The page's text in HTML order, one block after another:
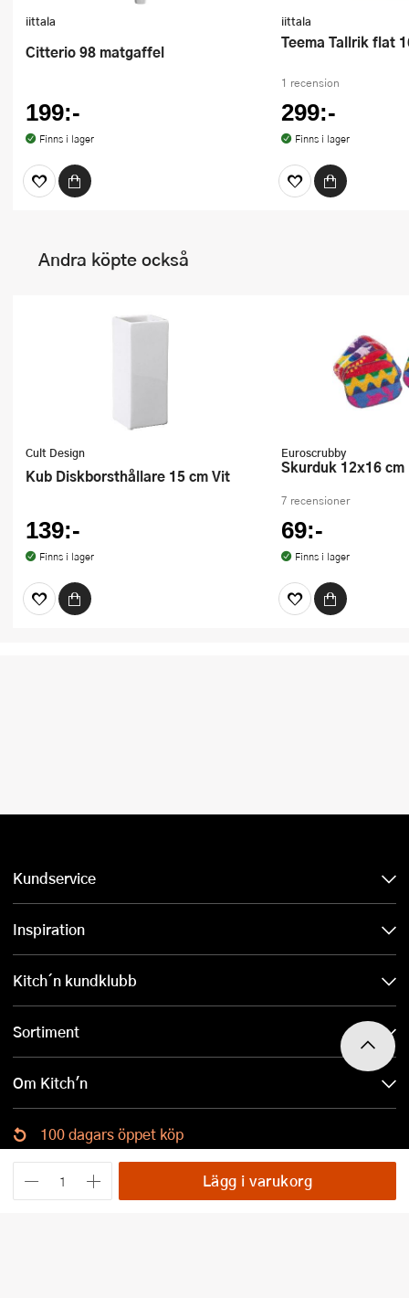
Lägg i varukorg
iittala
Citterio 98 matgaffel
199:-
Finns i lager
iittala
Teema Tallrik flat
1 recension
299:-
Finns i lager
Andra köpte också
Cult Design
Kub Diskborsthållare 15 cm Vit
139:-
Finns i lager
Euroscrubby
Skurduk 12x16 cm
7 recensioner
69:-
Finns i lager
Kundservice
Inspiration
Kitch´n kundklubb
Sortiment
Om Kitch'n
100 dagars öppet köp
Ladda ned Kitch´n-appen